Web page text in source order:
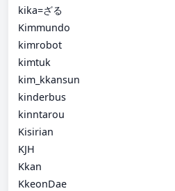
kika=ざる
Kimmundo
kimrobot
kimtuk
kim_kkansun
kinderbus
kinntarou
Kisirian
KJH
Kkan
KkeonDae